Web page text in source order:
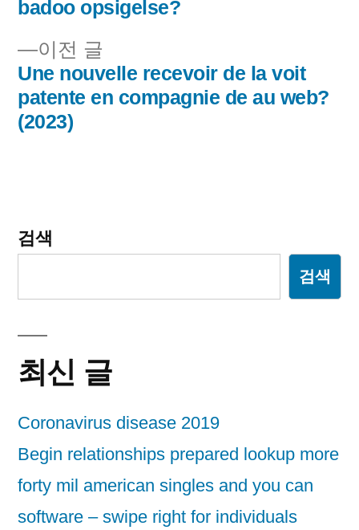
비
게
이
션
이전 글
전
글:
Une nouvelle recevoir de la voit
patente en compagnie de au web?
(2023)
badoo opsigelse?
검색
검색
최신 글
Coronavirus disease 2019
Begin relationships prepared lookup more
forty mil american singles and you can
software – swipe right for individuals